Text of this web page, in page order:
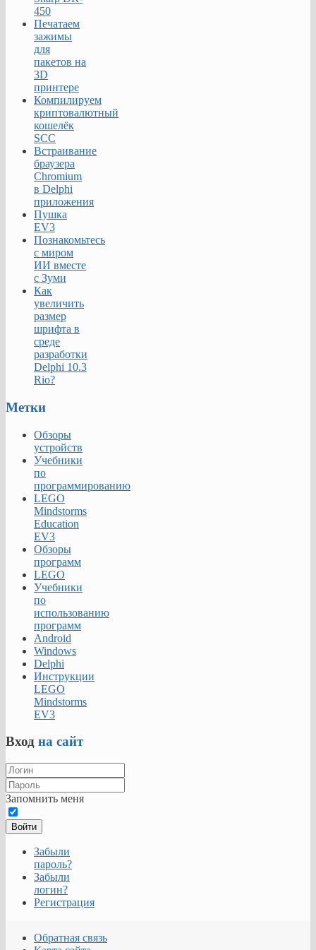
450
Печатаем
зажимы
для
пакетов на
3D
принтере
Компилируем
криптовалютный
кошелёк
SCC
Встраивание
браузера
Chromium
в Delphi
приложения
Пушка
EV3
Познакомьтесь
с миром
ИИ вместе
с Зуми
Как
увеличить
размер
шрифта в
среде
разработки
Delphi 10.3
Rio?
Метки
Обзоры
устройств
Учебники
по
программированию
LEGO
Mindstorms
Education
EV3
Обзоры
программ
LEGO
Учебники
по
использованию
программ
Android
Windows
Delphi
Инструкции
LEGO
Mindstorms
EV3
Вход на сайт
Запомнить меня
Войти
Забыли
пароль?
Забыли
логин?
Регистрация
Обратная связь